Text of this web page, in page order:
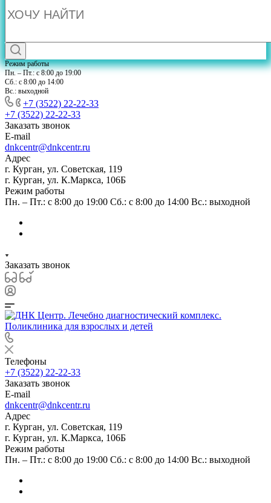
Режим работы
Пн. – Пт.: с 8:00 до 19:00
Сб.: с 8:00 до 14:00
Вс.: выходной
+7 (3522) 22-22-33
+7 (3522) 22-22-33
Заказать звонок
E-mail
dnkcentr@dnkcentr.ru
Адрес
г. Курган, ул. Советская, 119
г. Курган, ул. К.Маркса, 106Б
Режим работы
Пн. – Пт.: с 8:00 до 19:00 Сб.: с 8:00 до 14:00 Вс.: выходной
Заказать звонок
Телефоны
+7 (3522) 22-22-33
Заказать звонок
E-mail
dnkcentr@dnkcentr.ru
Адрес
г. Курган, ул. Советская, 119
г. Курган, ул. К.Маркса, 106Б
Режим работы
Пн. – Пт.: с 8:00 до 19:00 Сб.: с 8:00 до 14:00 Вс.: выходной